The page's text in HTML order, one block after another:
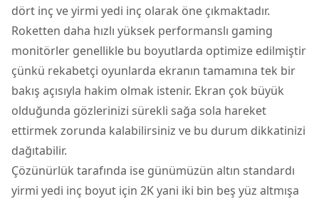
dört inç ve yirmi yedi inç olarak öne çıkmaktadır.
Roketten daha hızlı yüksek performanslı gaming
monitörler genellikle bu boyutlarda optimize edilmiştir
çünkü rekabetçi oyunlarda ekranın tamamına tek bir
bakış açısıyla hakim olmak istenir. Ekran çok büyük
olduğunda gözlerinizi sürekli sağa sola hareket
ettirmek zorunda kalabilirsiniz ve bu durum dikkatinizi
dağıtabilir.
Çözünürlük tarafında ise günümüzün altın standardı
yirmi yedi inç boyut için 2K yani iki bin beş yüz altmışa